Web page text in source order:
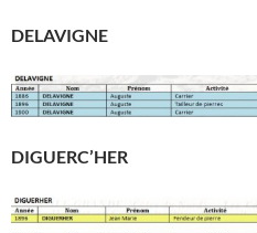
DELAVIGNE
DIGUERC’HER